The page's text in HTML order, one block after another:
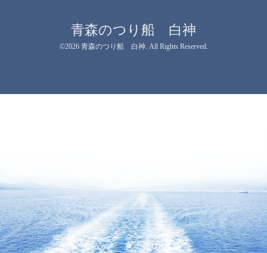
青森のつり船 白神
©2026 青森のつり船 白神. All Rights Reserved.